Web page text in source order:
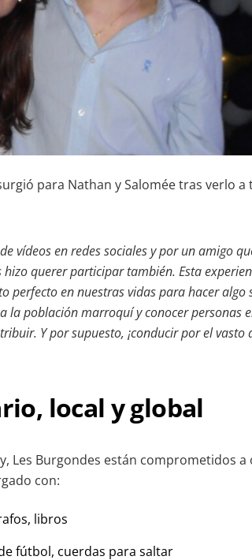
para Nathan y Salomée tras verlo a
vídeos en redes sociales y por un amigo
hizo querer participar también. Esta
perfecto en nuestras vidas para hacer algo
la población marroquí y conocer personas
Y por supuesto, ¡conducir por el vasto
local y global
Les Burgondes están comprometidos a
con:
libros
fútbol, cuerdas para saltar